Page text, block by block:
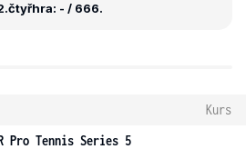
čtyřhra: - / 666.
Kurs
Pro Tennis Series 5